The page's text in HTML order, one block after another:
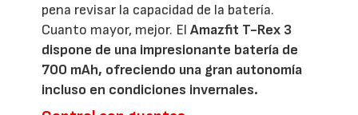
pena revisar la capacidad de la batería.
Cuanto mayor, mejor. ElAmazfit T-Rex 3
dispone de una impresionante batería de
700 mAh, ofreciendo una gran autonomía
incluso en condiciones invernales.